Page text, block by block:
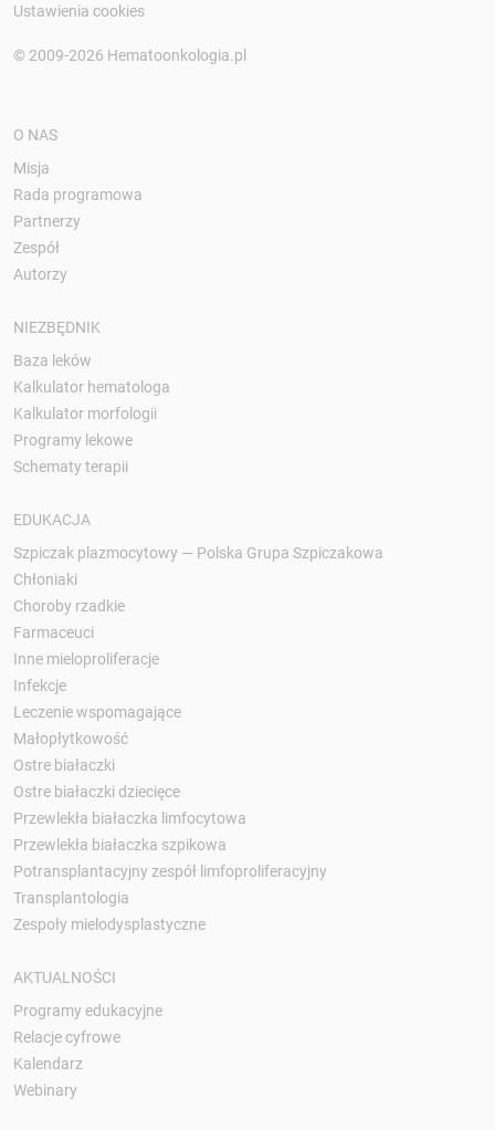
Ustawienia cookies
© 2009-2026 Hematoonkologia.pl
O NAS
Misja
Rada programowa
Partnerzy
Zespół
Autorzy
NIEZBĘDNIK
Baza leków
Kalkulator hematologa
Kalkulator morfologii
Programy lekowe
Schematy terapii
EDUKACJA
Szpiczak plazmocytowy — Polska Grupa Szpiczakowa
Chłoniaki
Choroby rzadkie
Farmaceuci
Inne mieloproliferacje
Infekcje
Leczenie wspomagające
Małopłytkowość
Ostre białaczki
Ostre białaczki dziecięce
Przewlekła białaczka limfocytowa
Przewlekła białaczka szpikowa
Potransplantacyjny zespół limfoproliferacyjny
Transplantologia
Zespoły mielodysplastyczne
AKTUALNOŚCI
Programy edukacyjne
Relacje cyfrowe
Kalendarz
Webinary